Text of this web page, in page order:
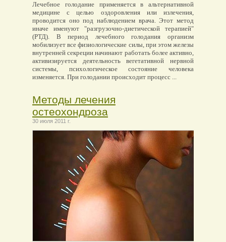
Лечебное голодание применяется в альтернативной
медицине с целью оздоровления или излечения,
проводится оно под наблюдением врача. Этот метод
иначе именуют "разгрузочно-диетической терапией"
(РТД). В период лечебного голодания организм
мобилизует все физиологические силы, при этом железы
внутренней секреции начинают работать более активно,
активизируется деятельность вегетативной нервной
системы, психологическое состояние человека
изменяется. При голодании происходит процесс ...
Методы лечения
остеохондроза
30 июля 2011 г.